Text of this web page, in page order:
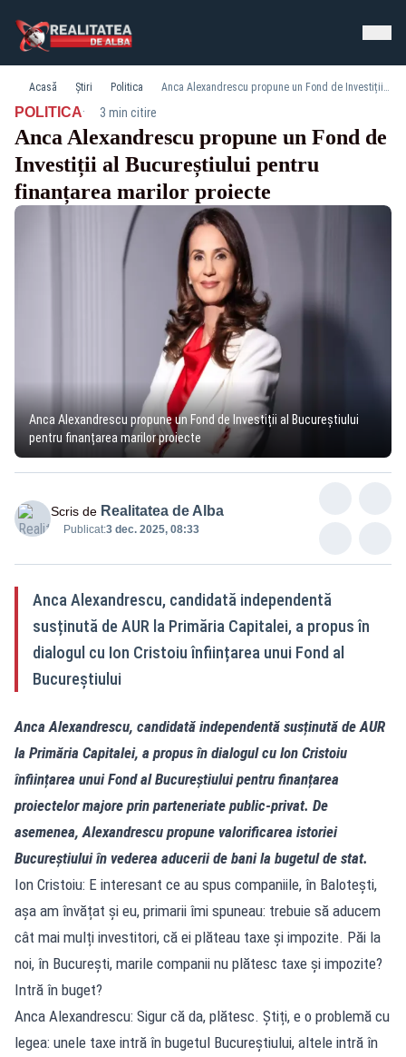
Acasă Știri Politica Anca Alexandrescu propune un Fond de Investiții al Bucureștiului pentru finanțarea marilor proiecte
POLITICA· 3 min citire
Anca Alexandrescu propune un Fond de
Investiții al Bucureștiului pentru
finanțarea marilor proiecte
Anca Alexandrescu propune un Fond de Investiții al Bucureștiului
pentru finanțarea marilor proiecte
Scris de Realitatea de Alba
Publicat:3 dec. 2025, 08:33
Anca Alexandrescu, candidată independentă
susținută de AUR la Primăria Capitalei, a propus în
dialogul cu Ion Cristoiu înființarea unui Fond al
Bucureștiului
Anca Alexandrescu, candidată independentă susținută de AUR
la Primăria Capitalei, a propus în dialogul cu Ion Cristoiu
înființarea unui Fond al Bucureștiului pentru finanțarea
proiectelor majore prin parteneriate public-privat. De
asemenea, Alexandrescu propune valorificarea istoriei
Bucureștiului în vederea aducerii de bani la bugetul de stat.
Ion Cristoiu: E interesant ce au spus companiile, în Balotești,
așa am învățat și eu, primarii îmi spuneau: trebuie să aducem
cât mai mulți investitori, că ei plăteau taxe și impozite. Păi la
noi, în București, marile companii nu plătesc taxe și impozite?
Intră în buget?
Anca Alexandrescu: Sigur că da, plătesc. Știți, e o problemă cu
legea: unele taxe intră în bugetul Bucureștiului, altele intră în